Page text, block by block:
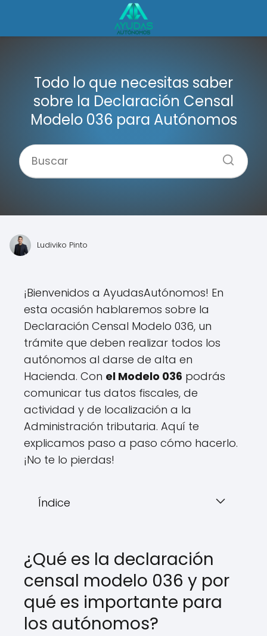
Todo lo que necesitas saber
sobre la Declaración Censal
Modelo 036 para Autónomos
Ludiviko Pinto
¡Bienvenidos a AyudasAutónomos! En
esta ocasión hablaremos sobre la
Declaración Censal Modelo 036, un
trámite que deben realizar todos los
autónomos al darse de alta en
Hacienda. Con el Modelo 036 podrás
comunicar tus datos fiscales, de
actividad y de localización a la
Administración tributaria. Aquí te
explicamos paso a paso cómo hacerlo.
¡No te lo pierdas!
Índice
¿Qué es la declaración
censal modelo 036 y por
qué es importante para
los autónomos?